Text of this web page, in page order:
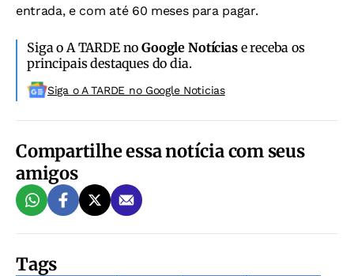
entrada, e com até 60 meses para pagar.
Siga o A TARDE noGoogle Notíciase receba os
principais destaques do dia.
Siga o A TARDE no Google Noticias
Compartilhe essa notícia com seus
amigos
Tags